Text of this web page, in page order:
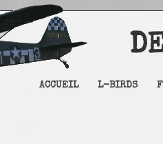
ACCUEIL L-BIRDS